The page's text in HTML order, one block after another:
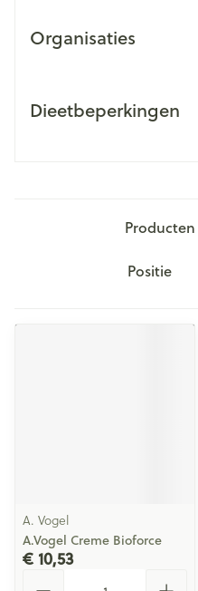
Organisaties
Dieetbeperkingen
Producten
Sorteer op:
A. Vogel
A.Vogel Creme Bioforce
€ 10,53